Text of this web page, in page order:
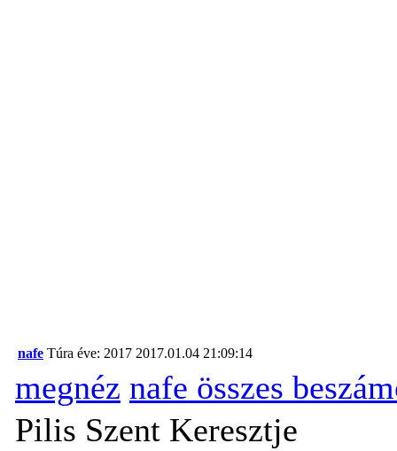
nafe Túra éve: 2017 2017.01.04 21:09:14
megnéz nafe összes
Pilis Szent Keresztje